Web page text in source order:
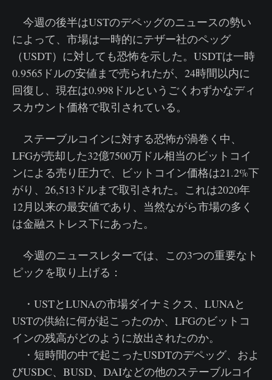
今週の後半はUSTのデペッグのニュースの勢い
によって、市場は一時的にテザー社のペッグ
（USDT）に対しても恐怖を示した。USDTは一時
0.9565ドルの安値まで売られたが、24時間以内に
回復し、現在は0.998ドルというごくわずかなディ
スカウント価格で取引されている。
ステーブルコインに対する恐怖が渦巻く中、
LFGが売却した32億7500万ドル相当のビットコイ
ンによる売り圧力で、ビットコイン価格は21.2%下
がり、26,513ドルまで取引された。これは2020年
12月以来の最安値であり、当然ながら市場の多く
は金融ストレス下にあった。
今週のニュースレターでは、この3つの重要なト
ピックを取り上げる：
・USTとLUNAの市場ダイナミクス、LUNAと
USTの供給に何が起こったのか、LFGのビットコ
インの残高がどのように放出されたのか。
・短時間の中で起こったUSDTのデペッグ、およ
びUSDC、BUSD、DAIなどの他のステーブルコイ